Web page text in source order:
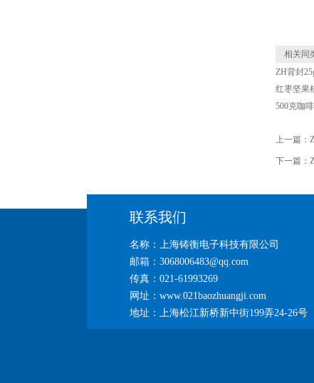
相关同
ZH背封
红枣坚果
500克咖
上一篇：
下一篇：
联系我们
名称：上海铸衡电子科技有限公司
邮箱：3068006483@qq.com
传真：021-61993269
网址：www.021baozhuangji.com
地址：上海松江新桥新中街199弄24-26号